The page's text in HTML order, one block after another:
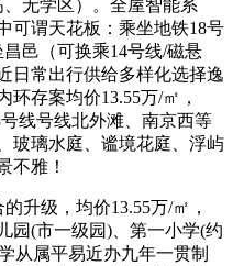
无学区）。全屋智能系
可谓天花板：乘坐地铁18号
邑（可换乘14号线/磁悬
日常出行供给多样化选择逸
存案均价13.55万/㎡，
线号线北外滩、南京西等
玻璃水庭、谧境花庭、浮屿
不雅！
级，均价13.55万/㎡，
园(市一级园)、第一小学(约
从属平易近办九年一贯制